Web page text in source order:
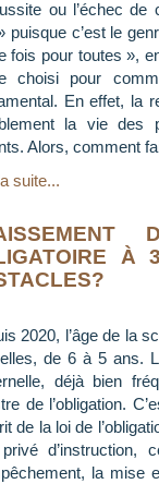
ou l’échec
puisque c’est le
fois pour toutes »,
choisi pour
En effet, la
la vie des
Alors, comment
suite...
À
2020, l’âge de la
de 6 à 5 ans.
déjà bien
de l’obligation.
de la loi de
d’instruction,
la